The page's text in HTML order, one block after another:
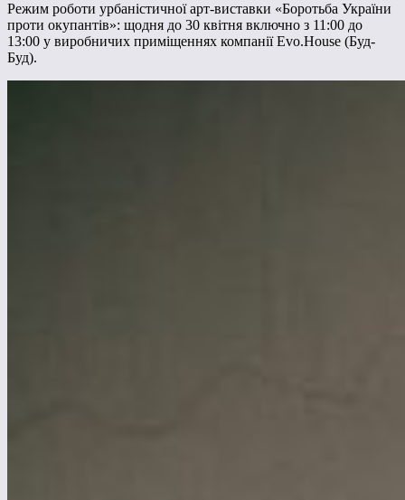
Режим роботи урбаністичної арт-виставки «Боротьба України
проти окупантів»: щодня до 30 квітня включно з 11:00 до
13:00 у виробничих приміщеннях компанії Evo.House (Буд-
Буд).